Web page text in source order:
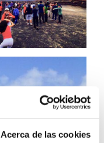
Acerca de las cookies